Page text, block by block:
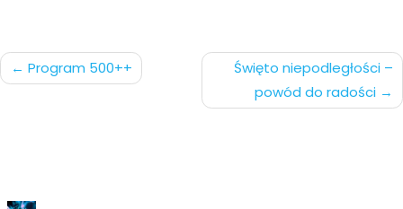
Nawigacja
Program 500++
Święto niepodległości –
powód do radości